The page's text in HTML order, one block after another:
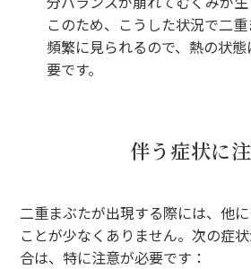
このため、こうした状況で二
頻繁に見られるので、熱の状
要です。
伴う症状に
二重まぶたが出現する際には、他
ことが少なくありません。次の症
合は、特に注意が必要です：